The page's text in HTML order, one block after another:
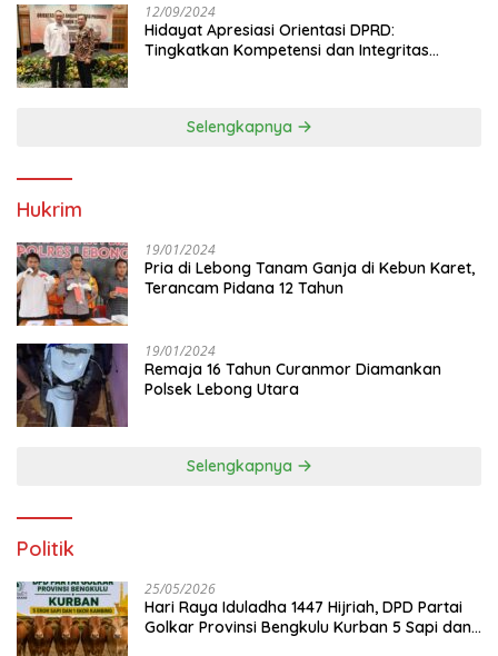
12/09/2024
Hidayat Apresiasi Orientasi DPRD:
Tingkatkan Kompetensi dan Integritas
Selengkapnya
Hukrim
19/01/2024
Pria di Lebong Tanam Ganja di Kebun Karet,
Terancam Pidana 12 Tahun
19/01/2024
Remaja 16 Tahun Curanmor Diamankan
Polsek Lebong Utara
Selengkapnya
Politik
25/05/2026
Hari Raya Iduladha 1447 Hijriah, DPD Partai
Golkar Provinsi Bengkulu Kurban 5 Sapi dan 1